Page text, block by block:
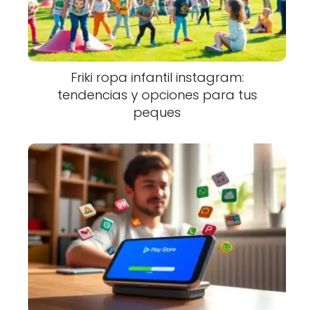
Friki ropa infantil instagram:
tendencias y opciones para tus
peques